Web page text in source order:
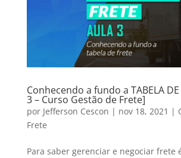
Conhecendo a fundo a TABELA DE
3 – Curso Gestão de Frete]
por Jefferson Cescon | nov 18, 2021 |
Frete
Para saber gerenciar e negociar frete